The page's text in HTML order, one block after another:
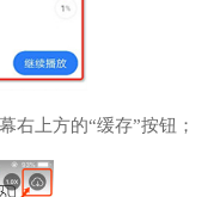
右上方的“缓存”按钮；